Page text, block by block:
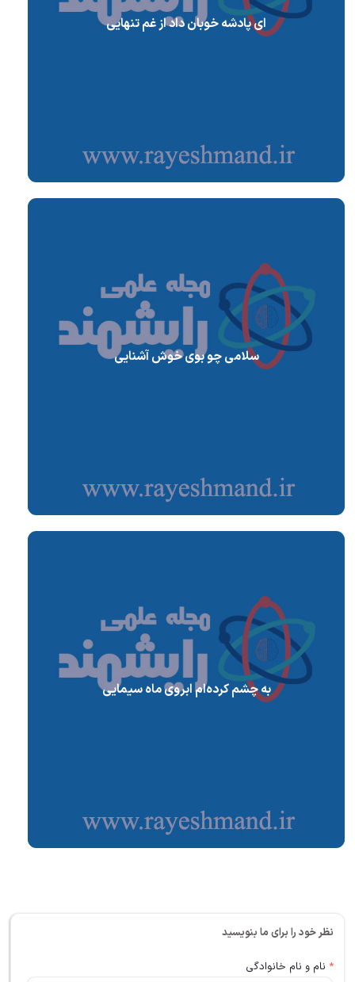
ای پادشه خوبان داد از غم تنهایی
سلامی چو بوی خوش آشنایی
به چشم کرده‌ام ابروی ماه سیمایی
نظر خود را برای ما بنویسید
* نام و نام خانوادگی